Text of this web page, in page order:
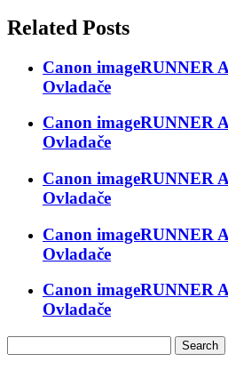
Related Posts
Canon imageRUNNER
Ovladače
Canon imageRUNNER
Ovladače
Canon imageRUNNER
Ovladače
Canon imageRUNNER
Ovladače
Canon imageRUNNER
Ovladače
for: